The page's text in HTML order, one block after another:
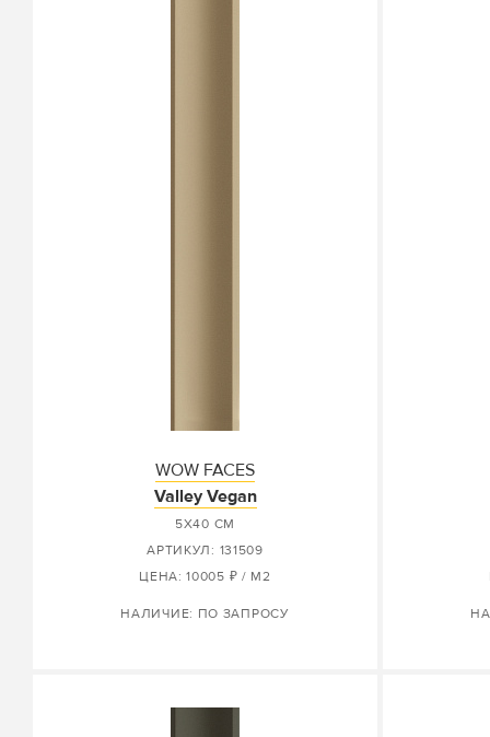
WOW FACES
Valley Vegan
5X40 СМ
АРТИКУЛ: 131509
ЦЕНА: 10005 ₽ / М2
НАЛИЧИЕ: ПО ЗАПРОСУ